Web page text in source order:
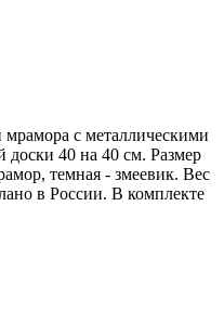
с металлическими
доски 40 на 40 см. Размер
темная - змеевик. Вес
в России. В комплекте